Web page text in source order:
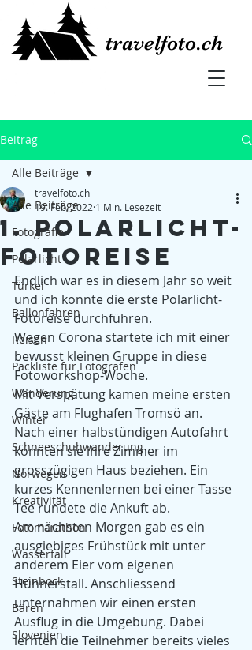
travelfoto.ch
Beitrag
Alle Beiträge
Fotografie
Polarlicht
Türkei
Ballonfahren
Reisen
Packliste für Fotografen
Wanderung
Winter
Schneeschuhwanderung
Norwegen
Kreativität
Fotomarathon
Wasserfall
Steinbock
Bären
Slovenien
Alle Beiträge
1. Polarlicht-
Fotoreise
travelfoto.ch
19. Feb. 2022 1 Min. Lesezeit
Endlich war es in diesem Jahr so weit
und ich konnte die erste Polarlicht-
Fotoreise durchführen.
Wegen Corona startete ich mit einer
bewusst kleinen Gruppe in diese
Fotoworkshop-Woche.
Mit Verspätung kamen meine ersten
Gäste am Flughafen Tromsö an.
Nach einer halbstündigen Autofahrt
konnten sie ihre Zimmer im
grosszügigen Haus beziehen. Ein
kurzes Kennenlernen bei einer Tasse
Tee rundete die Ankuft ab.
Am nächsten Morgen gab es ein
ausgiebiges Frühstück mit unter
anderem Eier vom eigenen
Hühnerstall. Anschliessend
unternahmen wir einen ersten
Ausflug in die Umgebung. Dabei
lernten die Teilnehmer bereits vieles